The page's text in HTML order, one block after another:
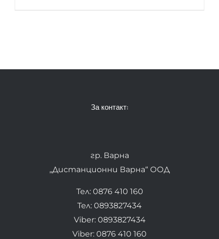
За контакт:
гр. Варна
„Дистанционни Варна“ ООД
Тел: 0876 410 160
Тел: 0893827434
Viber: 0893827434
Viber: 0876 410 160